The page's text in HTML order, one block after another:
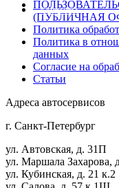
Контакты
(ПУБЛИЧНАЯ
Политика
Политика в
данных
Согласие на
Статьи
Адреса автосервисов
г. Санкт-Петербург
ул. Автовская, д. 31П
ул. Маршала Захарова,
ул. Кубинская, д. 21 к.2